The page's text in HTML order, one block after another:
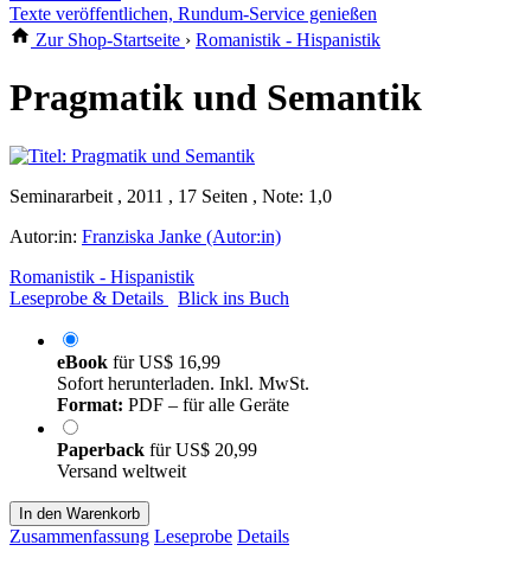
Texte veröffentlichen, Rundum-Service genießen
Zur Shop-Startseite › Romanistik - Hispanistik
Pragmatik und Semantik
Seminararbeit , 2011 , 17 Seiten , Note: 1,0
Autor:in: Franziska Janke (Autor:in)
Romanistik - Hispanistik
Leseprobe & Details
Blick ins Buch
eBook fürUS$ 16,99
Sofort herunterladen. Inkl. MwSt.
Format: PDF – für alle Geräte
Paperback fürUS$ 20,99
Versand weltweit
In den Warenkorb
Zusammenfassung Leseprobe Details